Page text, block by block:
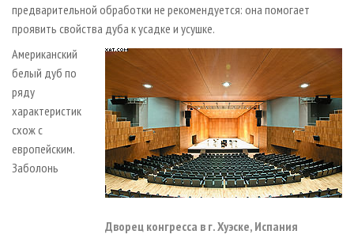
предварительной обработки не рекомендуется: она помогает
проявить свойства дуба к усадке и усушке.
Дворец конгресса в г. Хуэске, Испания
Американский
белый дуб по
ряду
характеристик
схож с
европейским.
Заболонь